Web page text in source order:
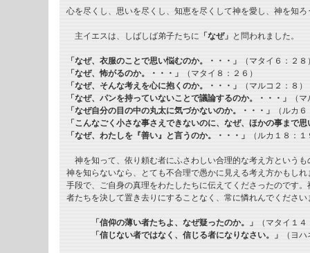
心を尽くし、思いを尽くし、知恵を尽くして神を愛し、神を知
主イエスは、しばしば弟子たちに「なぜ」と問われました。
「なぜ、衣服のことで思い悩むのか。・・・」（マタイ６：２８
「なぜ、怖がるのか。・・・」（マタイ８：２６）
「なぜ、そんな考えを心に抱くのか。・・・」（マルコ２：８）
「なぜ、パンを持っていないことで議論するのか。・・・」（マ
「なぜ自分の目の中の丸太に気づかないのか。・・・」（ルカ６
「こんなごく小さな事さえできないのに、なぜ、ほかの事まで
「なぜ、わたしを『善い』と言うのか。・・・」（ルカ１８：１
神を知って、依り頼む者にふさわしい合理的な考え方というも
神を知らないなら、とても不合理で愚かに見える考え方かもし
手段で、ご自身の真理をわたしたちに伝えてくださったのです
者たちを決して置き去りにすることなく、常に憐れんでください
「信仰の薄い者たちよ、なぜ疑ったのか。」（マタイ１４
「信じない者ではなく、信じる者になりなさい。」（ヨハ